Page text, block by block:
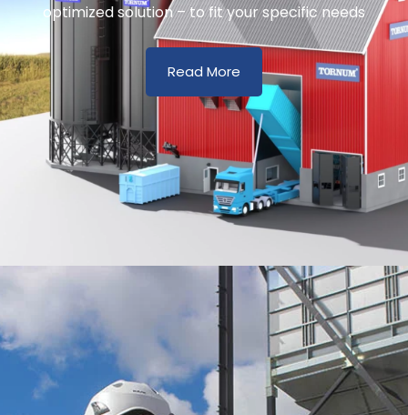
optimized solution – to fit your specific needs
Read More